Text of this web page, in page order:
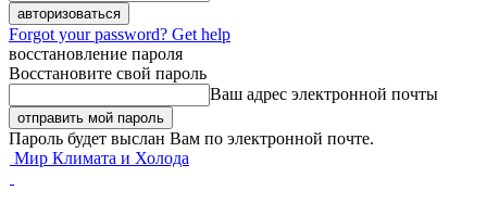
Forgot your password? Get help
восстановление пароля
Восстановите свой пароль
Ваш адрес электронной почты
Пароль будет выслан Вам по электронной почте.
Мир Климата и Холода